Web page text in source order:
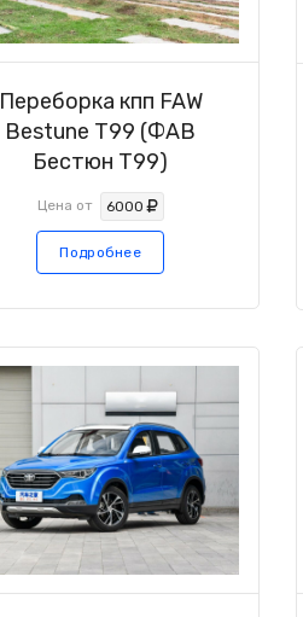
Переборка кпп FAW
Bestune T99 (ФАВ
Бестюн Т99)
Цена от 6000
Подробнее